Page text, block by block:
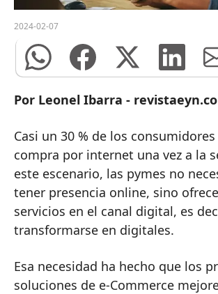
2024-02-07
Por Leonel Ibarra -
Casi un 30 % de los
compra por internet una vez a la
este escenario, las pymes no
tener presencia online, sino
servicios en el canal digital, es
transformarse en digitales.
Esa necesidad ha hecho que los
soluciones de e-Commerce